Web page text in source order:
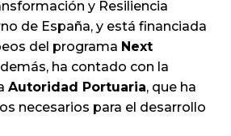
y Resiliencia
de España, y está financiada
del programa Next
ha contado con la
Autoridad Portuaria, que ha
necesarios para el desarrollo